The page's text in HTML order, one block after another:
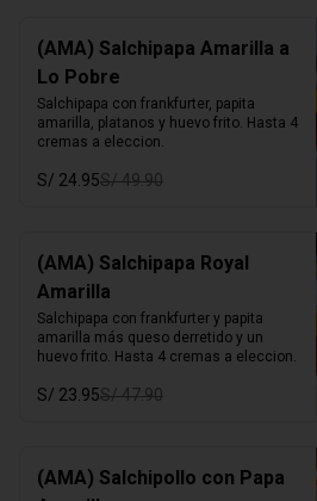
(AMA) Salchipapa Amarilla a
Lo Pobre
Salchipapa con frankfurter, papita
amarilla, platanos y huevo frito. Hasta 4
cremas a eleccion.
S/ 24.95S/ 49.90
(AMA) Salchipapa Royal
Amarilla
Salchipapa con frankfurter y papita
amarilla más queso derretido y un
huevo frito. Hasta 4 cremas a eleccion.
S/ 23.95S/ 47.90
(AMA) Salchipollo con Papa